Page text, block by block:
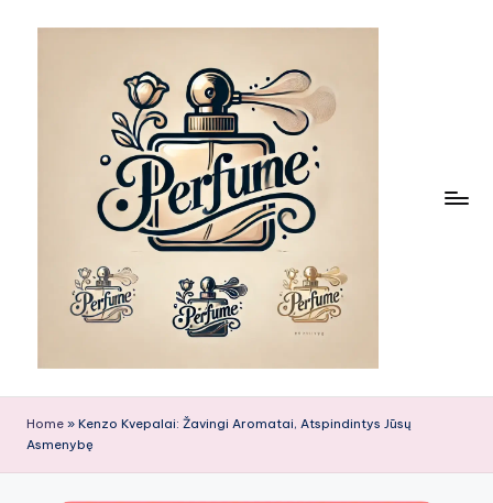
Home » Kenzo Kvepalai: Žavingi Aromatai, Atspindintys Jūsų
Asmenybę